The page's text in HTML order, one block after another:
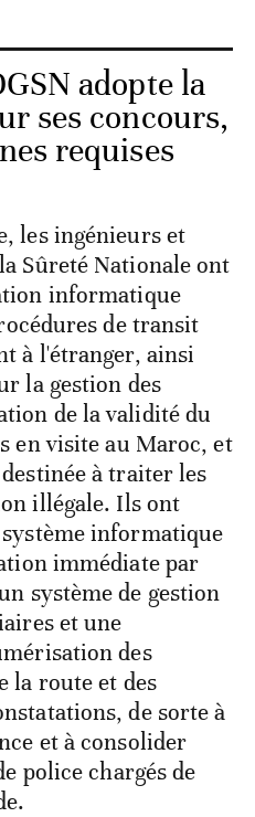
adopte la
ses concours,
requises
les ingénieurs et
Sûreté Nationale ont
informatique
de transit
à l'étranger, ainsi
la gestion des
de la validité du
en visite au Maroc, et
à traiter les
illégale. Ils ont
informatique
immédiate par
système de gestion
et une
des
la route et des
de sorte à
et à consolider
police chargés de